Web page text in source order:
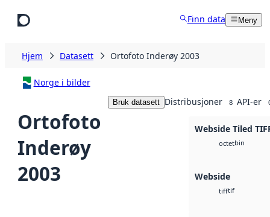
Finn data Meny
Hjem Datasett Ortofoto Inderøy 2003
Norge i bilder
Ortofoto
Inderøy
2003
Bruk datasett Distribusjoner 8 API-er
Webside Tiled
octetbin
Webside
tifftif